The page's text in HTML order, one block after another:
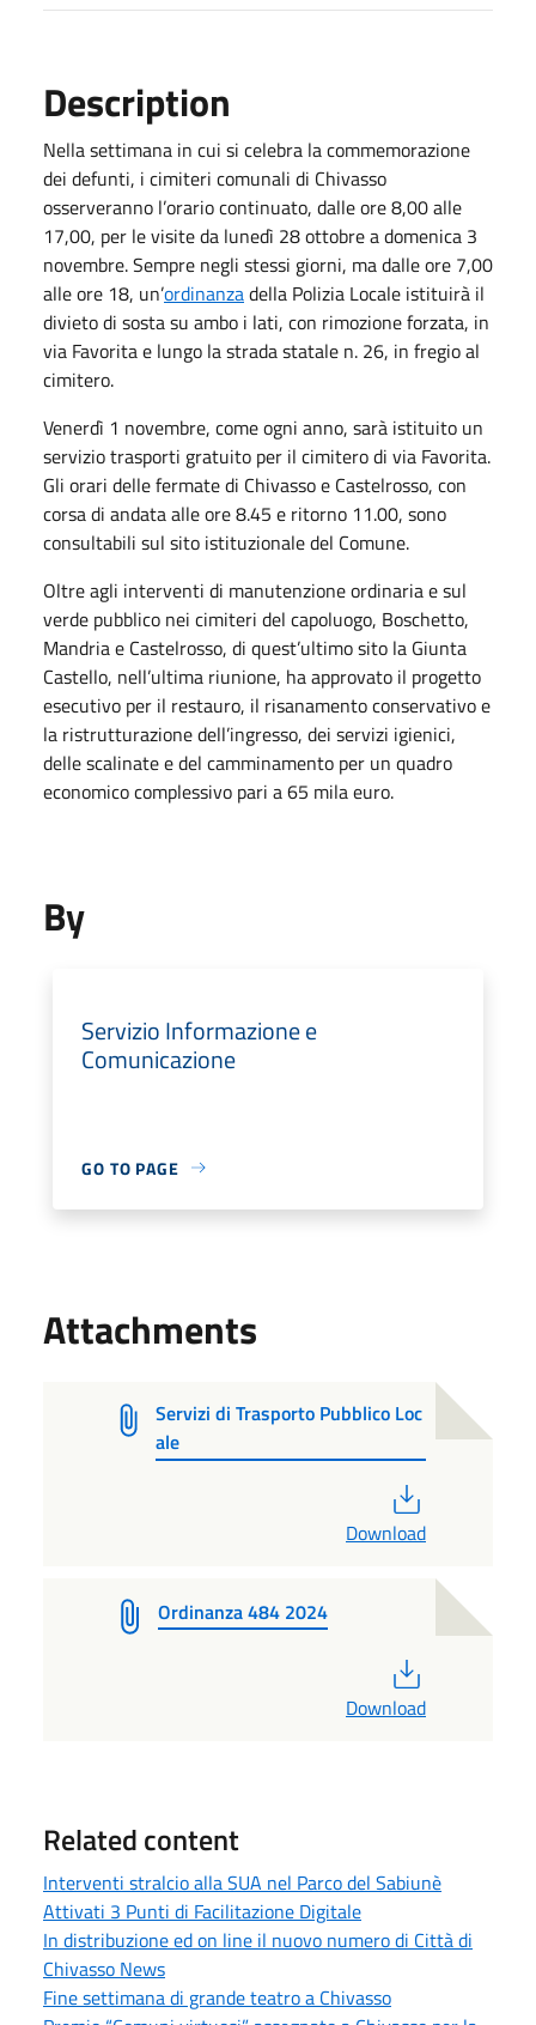
Description
Nella settimana in cui si celebra la commemorazione
dei defunti, i cimiteri comunali di Chivasso
osserveranno l’orario continuato, dalle ore 8,00 alle
17,00, per le visite da lunedì 28 ottobre a domenica 3
novembre. Sempre negli stessi giorni, ma dalle ore 7,00
alle ore 18, un’ordinanzadella Polizia Locale istituirà il
divieto di sosta su ambo i lati, con rimozione forzata, in
via Favorita e lungo la strada statale n. 26, in fregio al
cimitero.
Venerdì 1 novembre, come ogni anno, sarà istituito un
servizio trasporti gratuito per il cimitero di via Favorita.
Gli orari delle fermate di Chivasso e Castelrosso, con
corsa di andata alle ore 8.45 e ritorno 11.00, sono
consultabili sul sito istituzionale del Comune.
Oltre agli interventi di manutenzione ordinaria e sul
verde pubblico nei cimiteri del capoluogo, Boschetto,
Mandria e Castelrosso, di quest’ultimo sito la Giunta
Castello, nell’ultima riunione, ha approvato il progetto
esecutivo per il restauro, il risanamento conservativo e
la ristrutturazione dell’ingresso, dei servizi igienici,
delle scalinate e del camminamento per un quadro
economico complessivo pari a 65 mila euro.
By
Servizio Informazione e
Comunicazione
GO TO PAGE
Attachments
Servizi di Trasporto Pubblico Loc
ale
Download
Ordinanza 484 2024
Download
Related content
Interventi stralcio alla SUA nel Parco del Sabiunè
Attivati 3 Punti di Facilitazione Digitale
In distribuzione ed on line il nuovo numero di Città di
Chivasso News
Fine settimana di grande teatro a Chivasso